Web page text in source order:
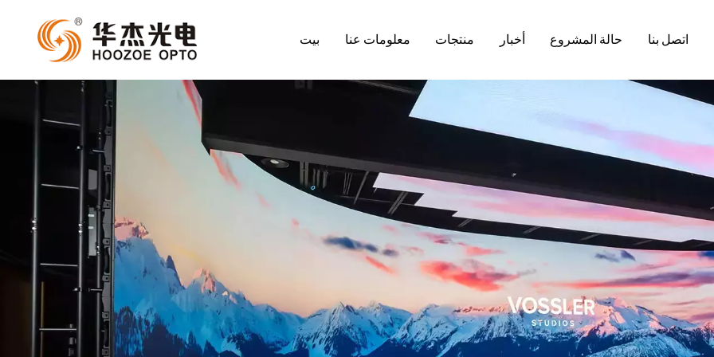
بيت معلومات عنا منتجات أخبار حالة المشروع اتصل بنا